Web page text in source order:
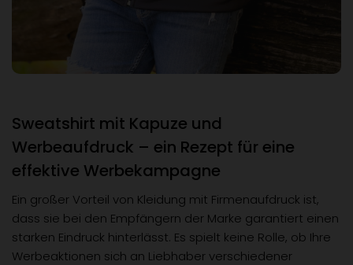
Sweatshirt mit Kapuze und
Werbeaufdruck – ein Rezept für eine
effektive Werbekampagne
Ein großer Vorteil von Kleidung mit Firmenaufdruck ist,
dass sie bei den Empfängern der Marke garantiert einen
starken Eindruck hinterlässt. Es spielt keine Rolle, ob Ihre
Werbeaktionen sich an Liebhaber verschiedener